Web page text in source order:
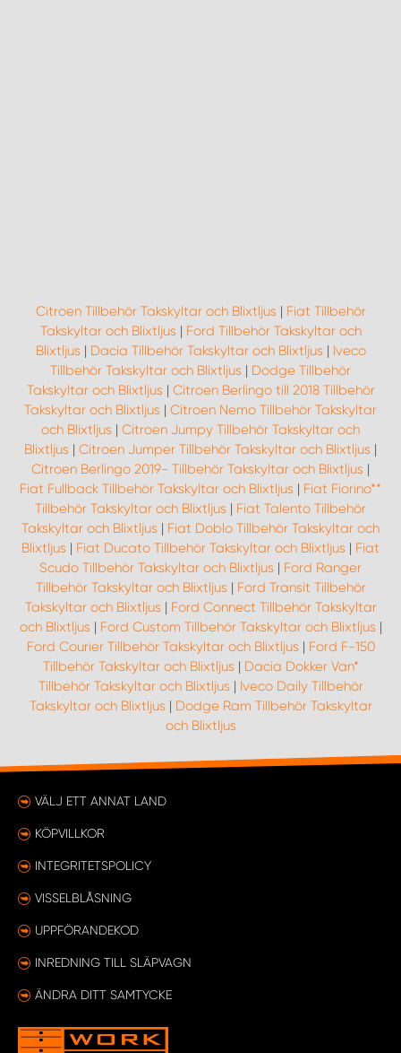
Citroen Tillbehör Takskyltar och Blixtljus | Fiat Tillbehör
Takskyltar och Blixtljus | Ford Tillbehör Takskyltar och
Blixtljus | Dacia Tillbehör Takskyltar och Blixtljus | Iveco
Tillbehör Takskyltar och Blixtljus | Dodge Tillbehör
Takskyltar och Blixtljus | Citroen Berlingo till 2018 Tillbehör
Takskyltar och Blixtljus | Citroen Nemo Tillbehör Takskyltar
och Blixtljus | Citroen Jumpy Tillbehör Takskyltar och
Blixtljus | Citroen Jumper Tillbehör Takskyltar och Blixtljus |
Citroen Berlingo 2019- Tillbehör Takskyltar och Blixtljus |
Fiat Fullback Tillbehör Takskyltar och Blixtljus | Fiat Fiorino**
Tillbehör Takskyltar och Blixtljus | Fiat Talento Tillbehör
Takskyltar och Blixtljus | Fiat Doblo Tillbehör Takskyltar och
Blixtljus | Fiat Ducato Tillbehör Takskyltar och Blixtljus | Fiat
Scudo Tillbehör Takskyltar och Blixtljus | Ford Ranger
Tillbehör Takskyltar och Blixtljus | Ford Transit Tillbehör
Takskyltar och Blixtljus | Ford Connect Tillbehör Takskyltar
och Blixtljus | Ford Custom Tillbehör Takskyltar och Blixtljus |
Ford Courier Tillbehör Takskyltar och Blixtljus | Ford F-150
Tillbehör Takskyltar och Blixtljus | Dacia Dokker Van*
Tillbehör Takskyltar och Blixtljus | Iveco Daily Tillbehör
Takskyltar och Blixtljus | Dodge Ram Tillbehör Takskyltar
och Blixtljus
VÄLJ ETT ANNAT LAND
KÖPVILLKOR
INTEGRITETSPOLICY
VISSELBLÅSNING
UPPFÖRANDEKOD
INREDNING TILL SLÄPVAGN
ÄNDRA DITT SAMTYCKE